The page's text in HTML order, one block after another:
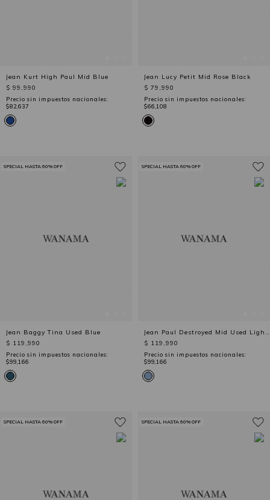
Jean Kurt High Paul Mid Blue
$ 99,990
Precio sin impuestos nacionales:
$82,637
Jean Lucy Petit Mid Rose Black
$ 79,990
Precio sin impuestos nacionales:
$66,108
Jean Baggy Tina Used Blue
$ 119,990
Precio sin impuestos nacionales:
$99,166
SPECIAL HASTA 60% OFF
$ 119,990
Precio sin impuestos nacionales:
$99,166
SPECIAL HASTA 60% OFF
SPECIAL HASTA 60% OFF SPECIAL HASTA 60% OFF